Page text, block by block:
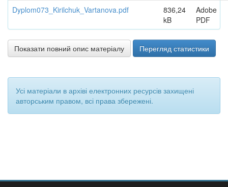
Dyplom073_Kirilchuk_Vartanova.pdf
836,24
kB
Adobe
PDF
Показати повний опис матеріалу Перегляд статистики
Усі матеріали в архіві електронних ресурсів захищені
авторським правом, всі права збережені.